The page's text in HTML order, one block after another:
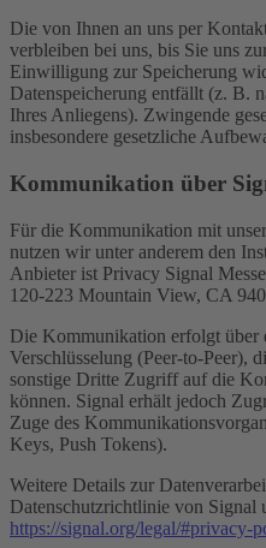
Die von Ihnen an uns per
verbleiben bei uns, bis Sie uns
Einwilligung zur Speicherung
Datenspeicherung entfällt (z. B.
Ihres Anliegens). Zwingende
insbesondere gesetzliche
Kommunikation über
Für die Kommunikation mit
nutzen wir unter anderem den
Anbieter ist Privacy Signal
120-223 Mountain View, CA
Die Kommunikation erfolgt über
Verschlüsselung (Peer-to-Peer),
sonstige Dritte Zugriff auf die
können. Signal erhält jedoch
Zuge des
Keys, Push Tokens).
Weitere Details zur
Datenschutzrichtlinie von Signal
https://signal.org/legal/#privacy-